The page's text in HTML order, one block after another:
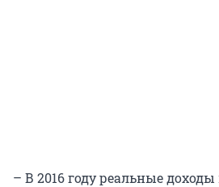
– В 2016 году реальные